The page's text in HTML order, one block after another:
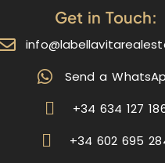
Get in Touch:
Send a
+34 634 127
+34 602 695